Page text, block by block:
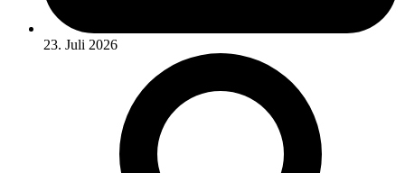
23. Juli 2026